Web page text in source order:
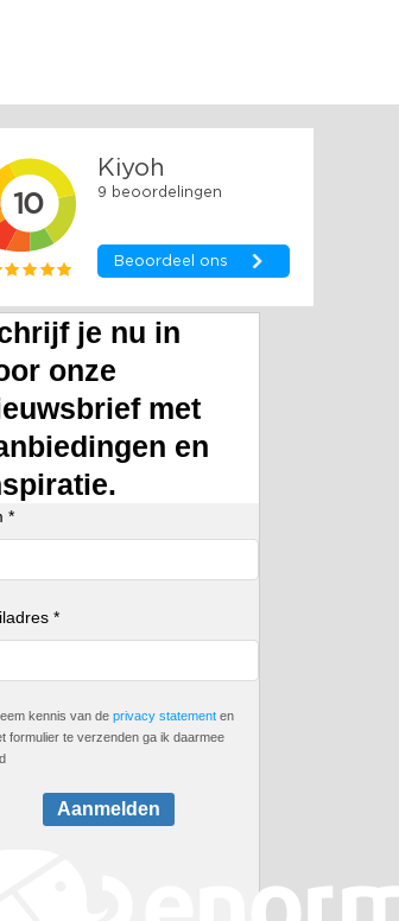
je nu in
onze
met
en
*
*
kennis van de privacy statement en
formulier te verzenden ga ik daarmee
Aanmelden